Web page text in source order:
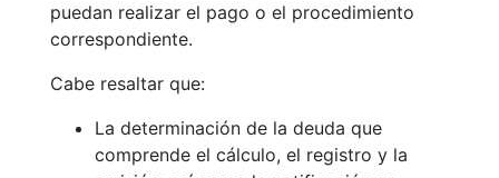
puedan realizar el pago o el procedimiento
correspondiente.
Cabe resaltar que:
La determinación de la deuda que
comprende el cálculo, el registro y la